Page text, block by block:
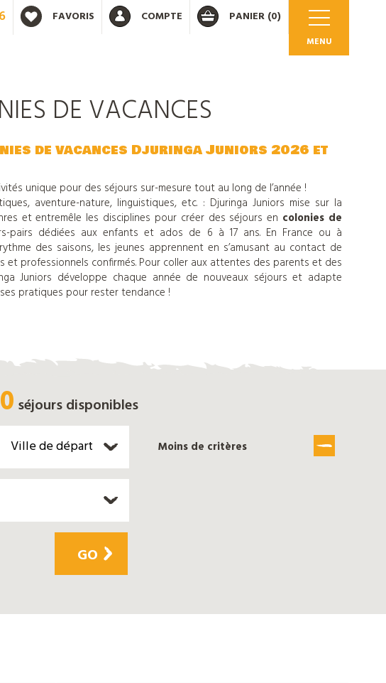
MENU
PANIER (0)
COMPTE
Créez votre compte
FAVORIS
DE VACANCES
de vacances Djuringa Juniors 2026 et
unique pour des séjours sur-mesure tout au long de l’année !
aventure-nature, linguistiques, etc. : Djuringa Juniors mise sur la
et entremêle les disciplines pour créer des séjours en colonies de
pairs dédiées aux enfants et ados de 6 à 17 ans. En France ou à
des saisons, les jeunes apprennent en s’amusant au contact de
et professionnels confirmés. Pour coller aux attentes des parents et des
Juniors développe chaque année de nouveaux séjours et adapte
pratiques pour rester tendance !
séjoursdisponibles
Ville de départ Moins de critères
GO